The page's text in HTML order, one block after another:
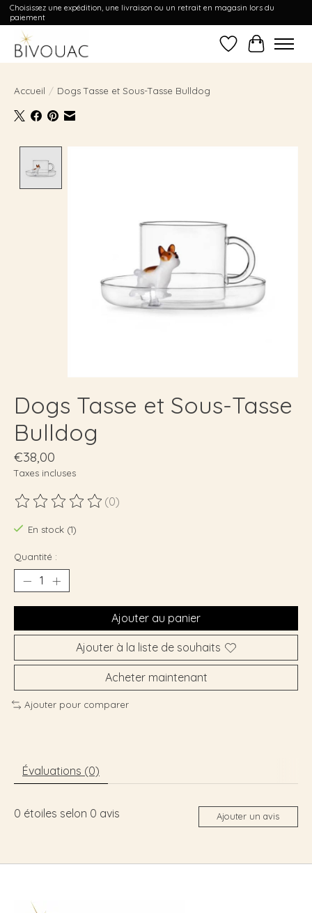
Choisissez une expédition, une livraison ou un retrait en magasin lors du
paiement
Liste dePanier
Accueil / Dogs Tasse et Sous-Tasse Bulldog
Dogs Tasse et Sous-Tasse
Bulldog
€38,00
Taxes incluses
Ce produit est évalué à
(0)
En stock (1)
Quantité :
Ajouter au panier
Ajouter à la liste de souhaits
Acheter maintenant
Ajouter pour comparer
Évaluations (0)
0 étoiles selon 0 avis Ajouter un avis